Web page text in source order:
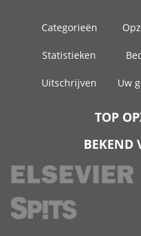
Categorieën
Statistieken
Uitschrijven Uw
TOP
BEKEND